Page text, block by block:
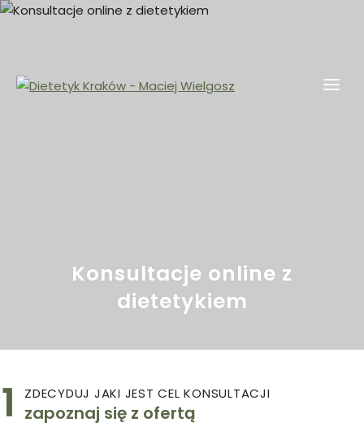
Skip
Konsultacje online z
dietetykiem
ZDECYDUJ JAKI JEST CEL KONSULTACJI
zapoznaj się z ofertą